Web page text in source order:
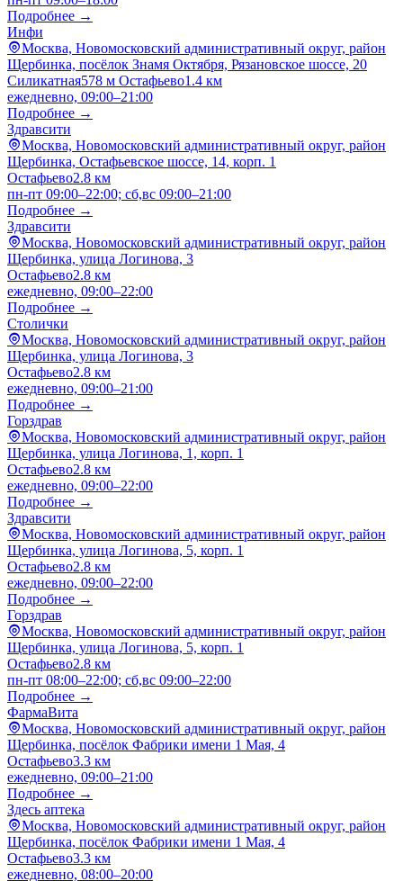
Подробнее →
Инфи
Москва, Новомосковский административный округ, район
Щербинка, посёлок Знамя Октября, Рязановское шоссе, 20
Силикатная578 м Остафьево1.4 км
ежедневно, 09:00–21:00
Подробнее →
Здравсити
Москва, Новомосковский административный округ, район
Щербинка, Остафьевское шоссе, 14, корп. 1
Остафьево2.8 км
пн-пт 09:00–22:00; сб,вс 09:00–21:00
Подробнее →
Здравсити
Москва, Новомосковский административный округ, район
Щербинка, улица Логинова, 3
Остафьево2.8 км
ежедневно, 09:00–22:00
Подробнее →
Столички
Москва, Новомосковский административный округ, район
Щербинка, улица Логинова, 3
Остафьево2.8 км
ежедневно, 09:00–21:00
Подробнее →
Горздрав
Москва, Новомосковский административный округ, район
Щербинка, улица Логинова, 1, корп. 1
Остафьево2.8 км
ежедневно, 09:00–22:00
Подробнее →
Здравсити
Москва, Новомосковский административный округ, район
Щербинка, улица Логинова, 5, корп. 1
Остафьево2.8 км
ежедневно, 09:00–22:00
Подробнее →
Горздрав
Москва, Новомосковский административный округ, район
Щербинка, улица Логинова, 5, корп. 1
Остафьево2.8 км
пн-пт 08:00–22:00; сб,вс 09:00–22:00
Подробнее →
ФармаВита
Москва, Новомосковский административный округ, район
Щербинка, посёлок Фабрики имени 1 Мая, 4
Остафьево3.3 км
ежедневно, 09:00–21:00
Подробнее →
Здесь аптека
Москва, Новомосковский административный округ, район
Щербинка, посёлок Фабрики имени 1 Мая, 4
Остафьево3.3 км
ежедневно, 08:00–20:00